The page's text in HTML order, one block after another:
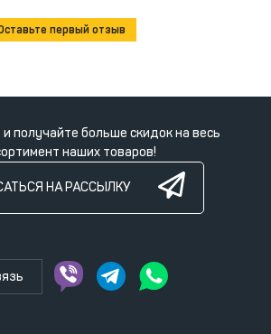
первый отзыв
получайте больше скидок на весь
наших товаров!
НА РАССЫЛКУ